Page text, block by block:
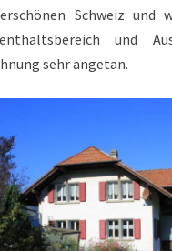
Schweiz und
und
sehr angetan.